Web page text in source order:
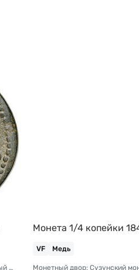
Монетный двор: Сузунский монетный двор (Сибирь)
Монета 1/4 копейки
VF Медь